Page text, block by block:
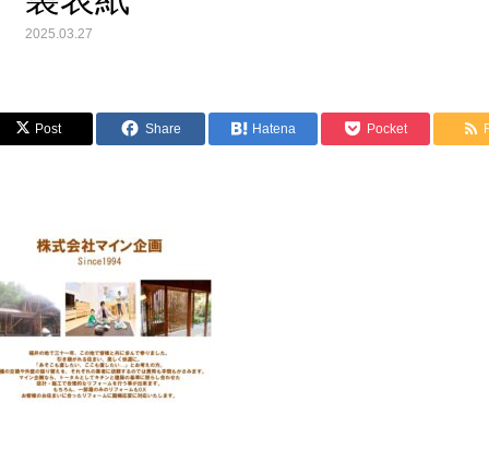
2025.03.27
Post Share Hatena Pocket